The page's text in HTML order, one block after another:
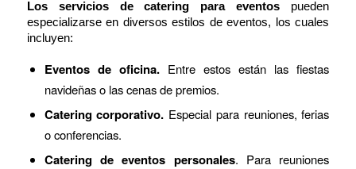
Los servicios de catering para eventos pueden
especializarse en diversos estilos de eventos, los cuales
incluyen:
Eventos de oficina.Entre estos están las fiestas
navideñas o las cenas de premios.
Catering corporativo. Especial para reuniones, ferias
o conferencias.
Catering de eventos personales. Para reuniones